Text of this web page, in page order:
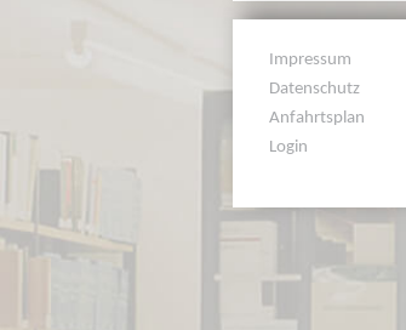
Impressum
Datenschutz
Anfahrtsplan
Login